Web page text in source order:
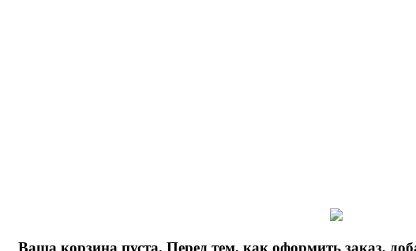
Ваша корзина пуста. Перед тем, как оформить заказ,